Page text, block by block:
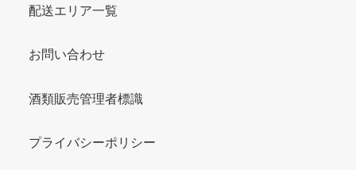
配送エリア一覧
お問い合わせ
酒類販売管理者標識
プライバシーポリシー